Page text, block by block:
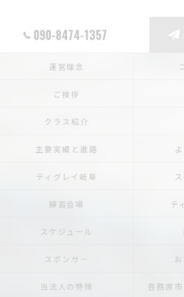
090-8474-1357
運営理念
ご挨拶
クラス紹介
主要実績と進路
ティグレイ岐阜
練習会場 テ
スケジュール
スポンサー
当法人の特徴 各務原